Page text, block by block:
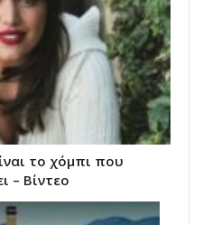
το χόμπι που
– Βίντεο